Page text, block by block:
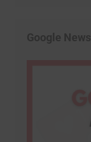
Google News